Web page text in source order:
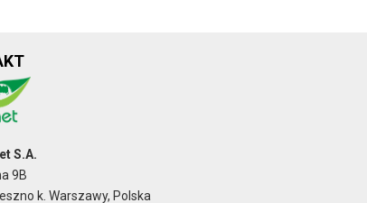
S.A.
9B
k. Warszawy, Polska